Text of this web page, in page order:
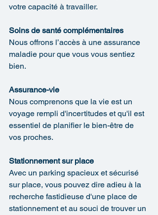
votre capacité à travailler.
Soins de santé complémentaires
Nous offrons l’accès à une assurance
maladie pour que vous vous sentiez
bien.
Assurance-vie
Nous comprenons que la vie est un
voyage rempli d'incertitudes et qu'il est
essentiel de planifier le bien-être de
vos proches.
Stationnement sur place
Avec un parking spacieux et sécurisé
sur place, vous pouvez dire adieu à la
recherche fastidieuse d'une place de
stationnement et au souci de trouver un